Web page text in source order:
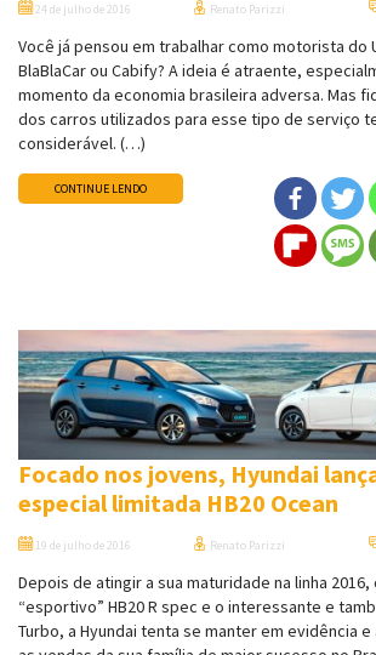
24 de julho de 2016 Renato Parizzi
Você já pensou em trabalhar como motorista do
BlaBlaCar ou Cabify? A ideia é atraente,
momento da economia brasileira adversa. Mas
dos carros utilizados para esse tipo de serviço
considerável. (…)
CONTINUE LENDO
Focado nos jovens, Hyundai
especial limitada HB20 Ocean
19 de julho de 2016 Renato Parizzi
Depois de atingir a sua maturidade na linha 2016,
“esportivo” HB20 R spec e o interessante e
Turbo, a Hyundai tenta se manter em evidência